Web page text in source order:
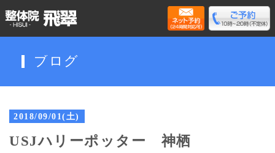
ブログ
2018/09/01(土)
USJハリーポッター 神栖